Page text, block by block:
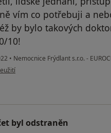
vím co potřebuji a
by bylo takových
10!
• Nemocnice Frýdlant s.r.o. -
uživatele Eliška K.
byl odstraněn